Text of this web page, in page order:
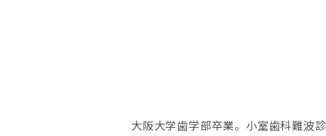
大阪大学歯学部卒業。小室歯科難波